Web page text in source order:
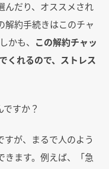
んだり、オススメされ
解約手続きはこのチャ
かも、 この解約チャッ
くれるので、ストレス
すか？
すが、まるで人のよう
きます。例えば、「急